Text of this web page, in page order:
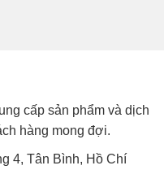
cấp sản phẩm và dịch
hàng mong đợi.
4, Tân Bình, Hồ Chí